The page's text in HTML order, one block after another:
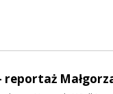
reportaż